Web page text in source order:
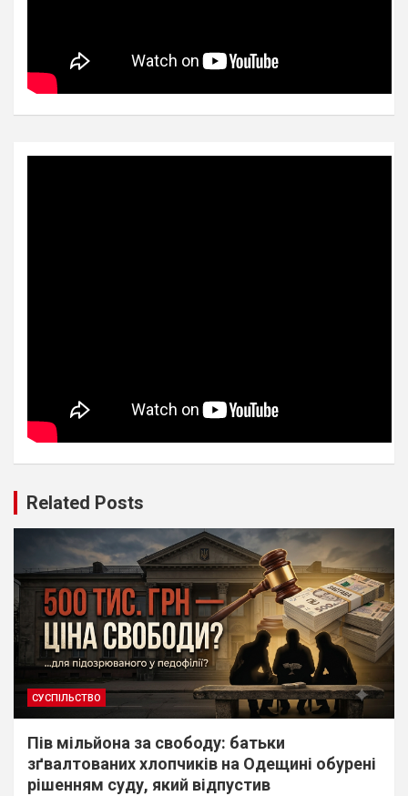
Related Posts
СУСПІЛЬСТВО
Пів мільйона за свободу: батьки
зґвалтованих хлопчиків на Одещині обурені
рішенням суду, який відпустив